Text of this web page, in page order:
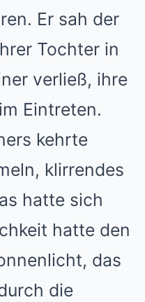
Er sah der
Tochter in
verließ, ihre
Eintreten.
kehrte
klirrendes
hatte sich
hatte den
das
die